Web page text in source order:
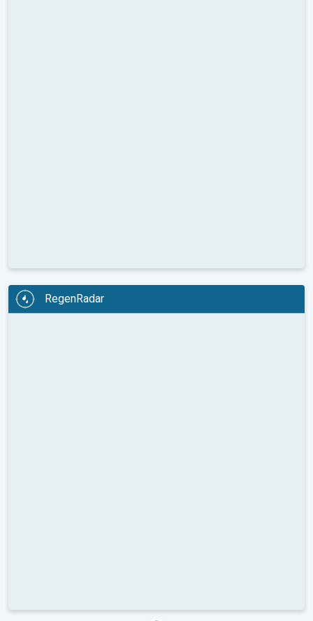
RegenRadar